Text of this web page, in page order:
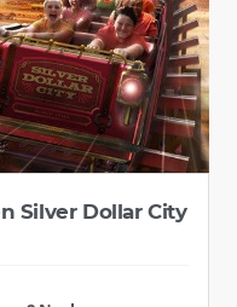
Silver Dollar City